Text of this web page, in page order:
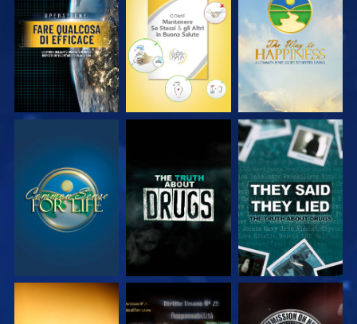
GUARDA GUARDA GUARDA
GUARDA GUARDA GUARDA